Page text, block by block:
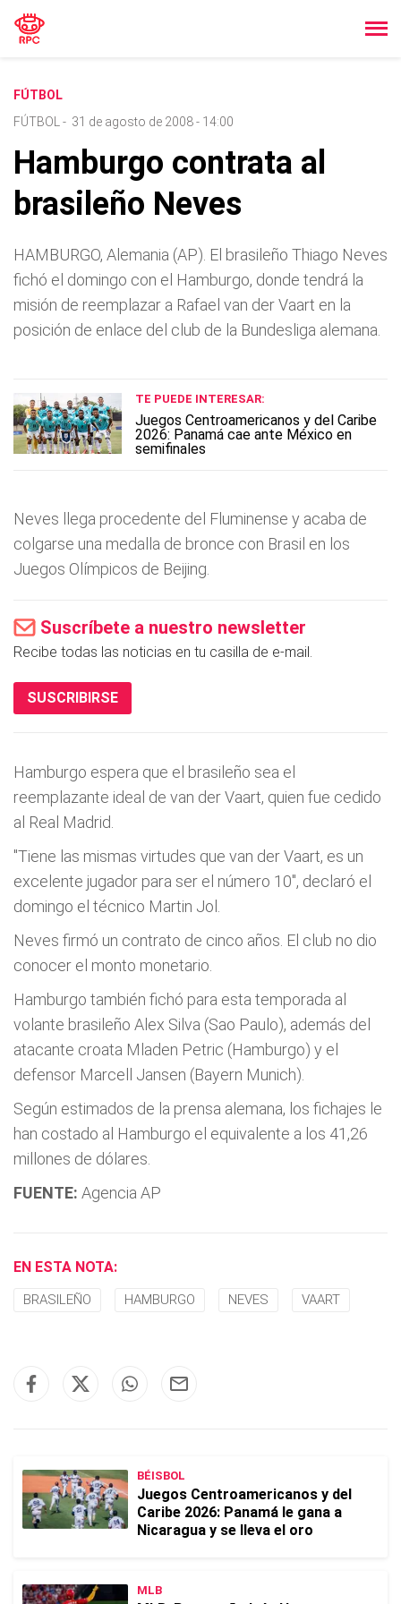
FÚTBOL
FÚTBOL
- 31 de agosto de 2008 - 14:00
Hamburgo contrata al
brasileño Neves
HAMBURGO, Alemania (AP). El brasileño Thiago Neves
fichó el domingo con el Hamburgo, donde tendrá la
misión de reemplazar a Rafael van der Vaart en la
posición de enlace del club de la Bundesliga alemana.
TE PUEDE INTERESAR:
Juegos Centroamericanos y del Caribe
2026: Panamá cae ante México en
semifinales
Neves llega procedente del Fluminense y acaba de
colgarse una medalla de bronce con Brasil en los
Juegos Olí­mpicos de Beijing.
Suscríbete a nuestro newsletter
Recibe todas las noticias en tu casilla de e-mail.
SUSCRIBIRSE
Hamburgo espera que el brasileño sea el
reemplazante ideal de van der Vaart, quien fue cedido
al Real Madrid.
"Tiene las mismas virtudes que van der Vaart, es un
excelente jugador para ser el número 10", declaró el
domingo el técnico Martin Jol.
Neves firmó un contrato de cinco años. El club no dio
conocer el monto monetario.
Hamburgo también fichó para esta temporada al
volante brasileño Alex Silva (Sao Paulo), además del
atacante croata Mladen Petric (Hamburgo) y el
defensor Marcell Jansen (Bayern Munich).
Según estimados de la prensa alemana, los fichajes le
han costado al Hamburgo el equivalente a los 41,26
millones de dólares.
FUENTE: Agencia AP
EN ESTA NOTA:
BRASILEÑO HAMBURGO NEVES VAART
BÉISBOL
Juegos Centroamericanos y del
Caribe 2026: Panamá le gana a
Nicaragua y se lleva el oro
MLB